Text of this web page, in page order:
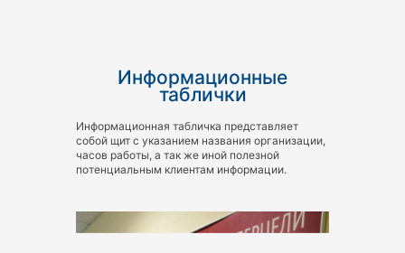
Информационные
таблички
Информационная табличка представляет
собой щит с указанием названия организации,
часов работы, а так же иной полезной
потенциальным клиентам информации.